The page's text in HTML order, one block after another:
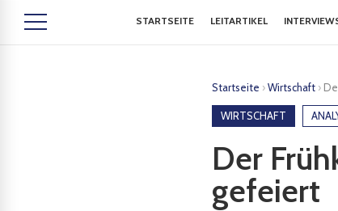
STARTSEITE LEITARTIKEL
Startseite ›Wirtschaft ›
WIRTSCHAFT
Der
gefeiert